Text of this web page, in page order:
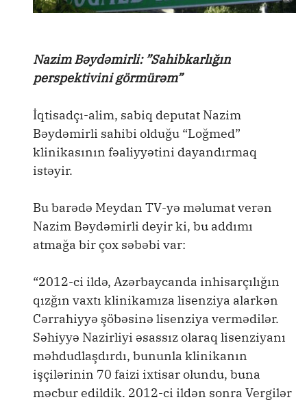
Nazim Bəydəmirli: ”Sahibkarlığın
perspektivini görmürəm”
İqtisadçı-alim, sabiq deputat Nazim
Bəydəmirli sahibi olduğu “Loğmed”
klinikasının fəaliyyətini dayandırmaq
istəyir.
Bu barədə Meydan TV-yə məlumat verən
Nazim Bəydəmirli deyir ki, bu addımı
atmağa bir çox səbəbi var:
“2012-ci ildə, Azərbaycanda inhisarçılığın
qızğın vaxtı klinikamıza lisenziya alarkən
Cərrahiyyə şöbəsinə lisenziya vermədilər.
Səhiyyə Nazirliyi əsassız olaraq lisenziyanı
məhdudlaşdırdı, bununla klinikanın
işçilərinin 70 faizi ixtisar olundu, buna
məcbur edildik. 2012-ci ildən sonra Vergilər